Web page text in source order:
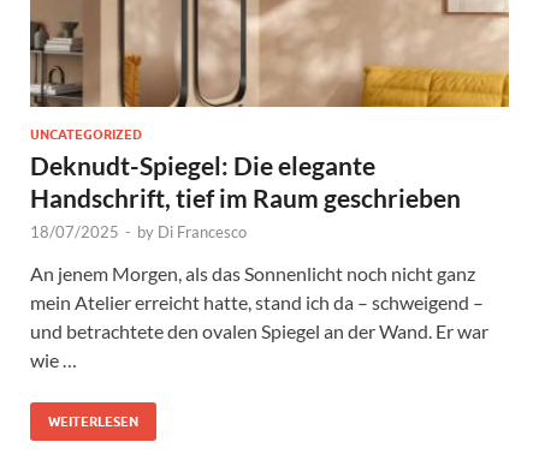
UNCATEGORIZED
Deknudt-Spiegel: Die elegante
Handschrift, tief im Raum geschrieben
18/07/2025 - by Di Francesco
An jenem Morgen, als das Sonnenlicht noch nicht ganz
mein Atelier erreicht hatte, stand ich da – schweigend –
und betrachtete den ovalen Spiegel an der Wand. Er war
wie …
WEITERLESEN